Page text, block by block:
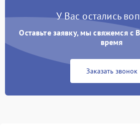
У Вас остались
Оставьте заявку, мы свяжемся
время
Заказать звонок